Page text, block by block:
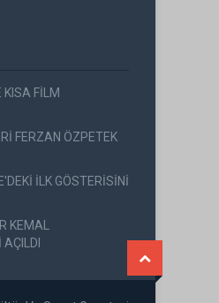
FİLM
FERZAN ÖZPETEK
İLK GÖSTERİSİNİ
KEMAL